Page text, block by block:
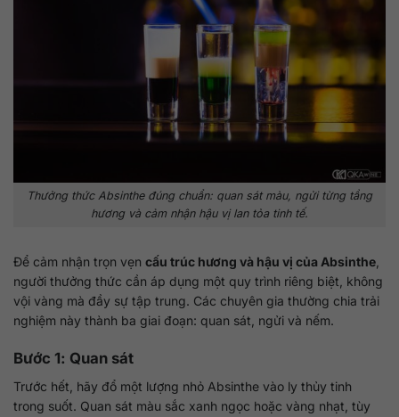
Thưởng thức Absinthe đúng chuẩn: quan sát màu, ngửi từng tầng
hương và cảm nhận hậu vị lan tỏa tinh tế.
Để cảm nhận trọn vẹn cấu trúc hương và hậu vị của Absinthe
người thưởng thức cần áp dụng một quy trình riêng biệt, không
vội vàng mà đầy sự tập trung. Các chuyên gia thường chia trải
nghiệm này thành ba giai đoạn: quan sát, ngửi và nếm.
Bước 1: Quan sát
Trước hết, hãy đổ một lượng nhỏ Absinthe vào ly thủy tinh
trong suốt. Quan sát màu sắc xanh ngọc hoặc vàng nhạt, tùy